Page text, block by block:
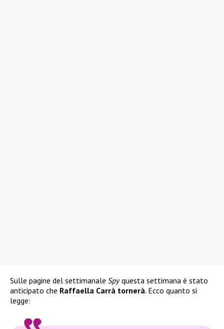
Sulle pagine del settimanale Spyquesta settimana è stato
anticipato che Raffaella Carrà tornerà. Ecco quanto si
legge: